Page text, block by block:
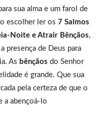
sua alma e um farol de
escolher ler os 7 Salmos
Noite e Atrair Bênçãos,
presença de Deus para
As bênçãos do Senhor
é grande. Que sua
pela certeza de que o
a abençoá-lo